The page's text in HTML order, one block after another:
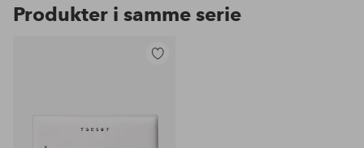
Produkter i samme serie